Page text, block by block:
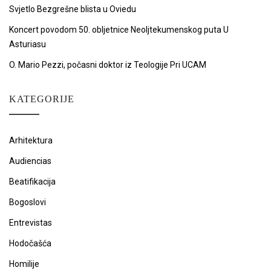
Svjetlo Bezgrešne blista u Oviedu
Koncert povodom 50. obljetnice Neoljtekumenskog puta U
Asturiasu
O. Mario Pezzi, počasni doktor iz Teologije Pri UCAM
KATEGORIJE
Arhitektura
Audiencias
Beatifikacija
Bogoslovi
Entrevistas
Hodočašća
Homilije